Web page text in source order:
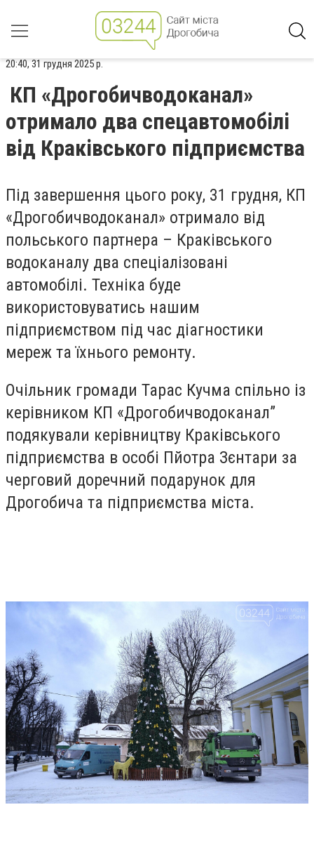
20:40, 31 грудня 2025 р.
КП «Дрогобичводоканал»
отримало два спецавтомобілі
від Краківського підприємства
Під завершення цього року, 31 грудня, КП
«Дрогобичводоканал» отримало від
польського партнера – Краківського
водоканалу два спеціалізовані
автомобілі. Техніка буде
використовуватись нашим
підприємством під час діагностики
мереж та їхнього ремонту.
Очільник громади Тарас Кучма спільно із
керівником КП «Дрогобичводоканал”
подякували керівництву Краківського
підприємства в особі Пйотра Зєнтари за
черговий доречний подарунок для
Дрогобича та підприємства міста.